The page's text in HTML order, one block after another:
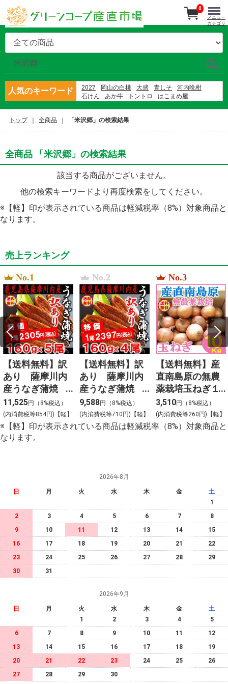
人気のキーワード 2027 岡山の白桃 大盛 青しそ
河内晩柑
石けん
あか牛 トントロ
はこまめ屋
村上園 新茶
東果樹園
0
メニュー
カテゴリ
トップ 全商品 「米沢郷」の検索結果
全商品 「米沢郷」の検索結果
該当する商品がございません。
他の検索キーワードより再度検索をしてください。
※【軽】印が表示されている商品は軽減税率（8%）対象商品と
なります。
売上ランキング
No.1
【送料無料】訳
あり 薩摩川内
産うなぎ蒲焼
（無頭）１６０
ｇ×５尾
11,525円（8%税込）
(内消費税等854円)【軽】
No.2
【送料無料】訳
あり 薩摩川内
産うなぎ蒲焼
（無頭）１６０
ｇ×４尾
9,588円（8%税込）
(内消費税等710円)【軽】
No.3
【送料無料】産
直南島原の無農
薬栽培玉ねぎ１
０ｋｇ
3,510円（8%税込）
(内消費税等260円)【軽】
※【軽】印が表示されている商品は軽減税率（8%）対象商品と
なります。
2026年8月
日 月 火 水 木 金
土
1
2
3 4 5 6 7
8
9
10 11 12 13 14
15
16
17 18 19 20 21
22
23
24 25 26 27 28
29
30
31
2026年9月
日 月 火 水 木 金
土
1
2 3 4
5
6
7 8 9 10 11
12
13
14 15 16 17 18
19
20
21 22 23 24 25
26
27
28 29 30